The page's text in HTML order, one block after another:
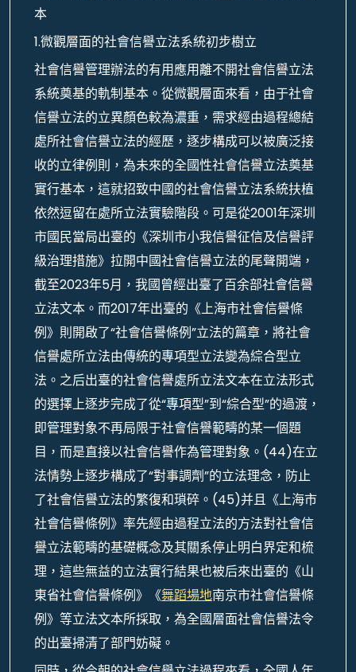
本
1.微觀層面的社會信譽立法系統初步樹立
社會信譽管理辦法的有用應用離不開社會信譽立法
系統奠基的軌制基本。從微觀層面來看，由于社會
信譽立法的立異顏色較為濃重，需求經由過程總結
處所社會信譽立法的經歷，逐步構成可以被廣泛接
收的立律例則，為未來的全國性社會信譽立法奠基
實行基本，這就招致中國的社會信譽立法系統扶植
依然逗留在處所立法實驗階段。可是從2001年深圳
市國民當局出臺的《深圳市小我信譽征信及信譽評
級治理措施》拉開中國社會信譽立法的尾聲開端，
截至2023年5月，我國曾經出臺了百余部社會信譽
立法文本。而2017年出臺的《上海市社會信譽條
例》則開啟了“社會信譽條例”立法的篇章，將社會
信譽處所立法由傳統的專項型立法變為綜合型立
法。之后出臺的社會信譽處所立法文本在立法形式
的選擇上逐步完成了從“專項型”到“綜合型”的過渡，
即管理對象不再局限于社會信譽範疇的某一個題
目，而是直接以社會信譽作為管理對象。(44)在立
法情勢上逐步構成了“對事調劑”的立法理念，防止
了社會信譽立法的繁復和瑣碎。(45)并且《上海市
社會信譽條例》率先經由過程立法的方法對社會信
譽立法範疇的基礎概念及其關系停止明白界定和梳
理，這些無益的立法實行結果也被后來出臺的《山
東省社會信譽條例》《舞蹈場地南京市社會信譽條
例》等立法文本所採取，為全國層面社會信譽法令
的出臺掃清了部門妨礙。